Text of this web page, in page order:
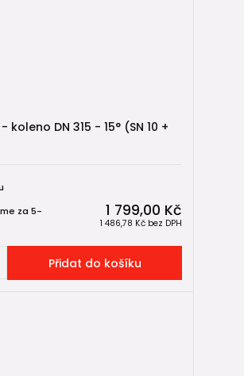
koleno DN 315 - 15° (SN 10 +
1 799,00 Kč
1 486,78 Kč bez DPH
za 5-
Přidat do košíku